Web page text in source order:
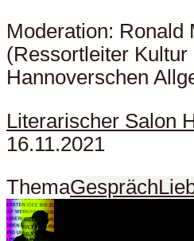
Moderation: Ronald
(Ressortleiter Kultur
Hannoverschen
Literarischer Salon
16.11.2021
ThemaGespräch